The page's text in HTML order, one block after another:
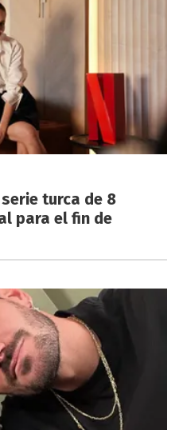
turca de 8
para el fin de